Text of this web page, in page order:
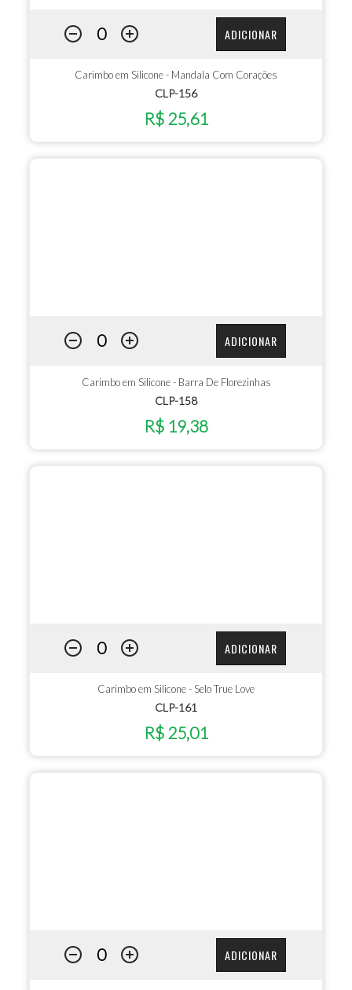
ADICIONAR
Carimbo em Silicone - Mandala Com Corações
CLP-156
R$ 25,61
ADICIONAR
Carimbo em Silicone - Barra De Florezinhas
CLP-158
R$ 19,38
ADICIONAR
Carimbo em Silicone - Selo True Love
CLP-161
R$ 25,01
ADICIONAR